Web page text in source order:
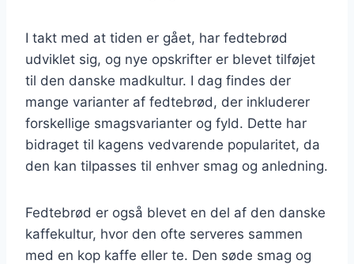
I takt med at tiden er gået, har fedtebrød
udviklet sig, og nye opskrifter er blevet tilføjet
til den danske madkultur. I dag findes der
mange varianter af fedtebrød, der inkluderer
forskellige smagsvarianter og fyld. Dette har
bidraget til kagens vedvarende popularitet, da
den kan tilpasses til enhver smag og anledning.
Fedtebrød er også blevet en del af den danske
kaffekultur, hvor den ofte serveres sammen
med en kop kaffe eller te. Den søde smag og